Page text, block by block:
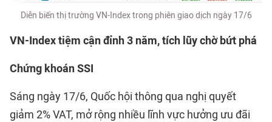
Diễn biến thị trường VN-Index trong phiên giao dịch ngày 17/6
VN-Index tiệm cận đỉnh 3 năm, tích lũy chờ bứt phá
Chứng khoán SSI
Sáng ngày 17/6, Quốc hội thông qua nghị quyết
giảm 2% VAT, mở rộng nhiều lĩnh vực hưởng ưu đãi